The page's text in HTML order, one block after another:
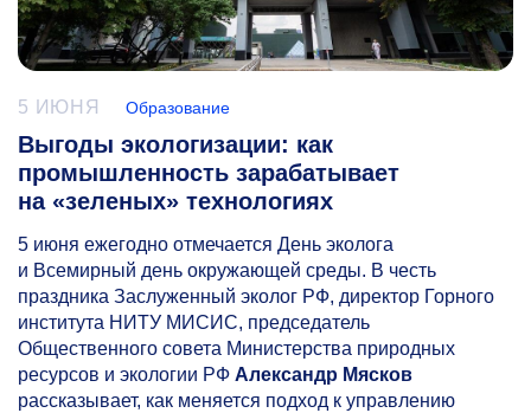
5 ИЮНЯ Образование
Выгоды экологизации: как
промышленность зарабатывает
на «зеленых» технологиях
5 июня ежегодно отмечается День эколога
и Всемирный день окружающей среды. В честь
праздника Заслуженный эколог РФ, директор Горного
института НИТУ МИСИС, председатель
Общественного совета Министерства природных
ресурсов и экологии РФ Александр Мясков
рассказывает, как меняется подход к управлению